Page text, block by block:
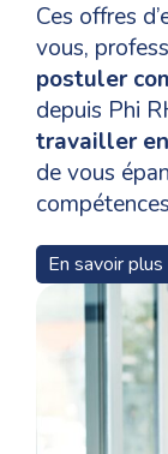
Ces offres
vous,
postuler
depuis Phi
travailler
de vous
Pour un
Lyon 3e
formation,
varient en
de votre
En savoir plus